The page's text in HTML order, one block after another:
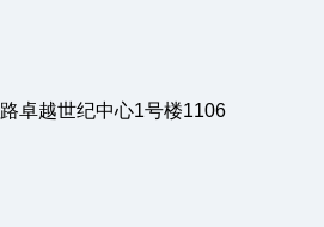
卓越世纪中心1号楼1106